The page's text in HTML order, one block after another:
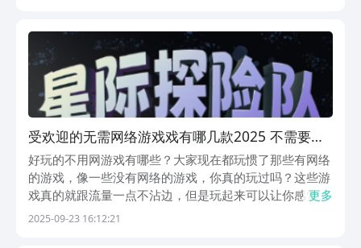
受欢迎的无需网络游戏戏有哪几款2025 不需要网
的火爆的游戏分享
好玩的不用网游戏有哪些？大家现在都玩惯了那些有网络
的游戏，像一些没有网络的游戏，你真的玩过吗？这些游
戏真的就跟流量一点不沾边，但是玩起来可以让你感觉愉
悦。如果你不信的话，下面就带你一起去到这些没有网络
更多
2025-09-23 16:12:21